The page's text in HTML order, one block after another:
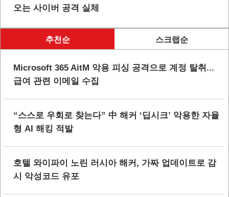
오는 사이버 공격 실체
추천순 스크랩순
Microsoft 365 AitM 악용 피싱 공격으로 계정 탈취...
급여 관련 이메일 수집
“스스로 우회로 찾는다” 中 해커 ‘딥시크’ 악용한 자율
형 AI 해킹 적발
호텔 와이파이 노린 러시아 해커, 가짜 업데이트로 감
시 악성코드 유포